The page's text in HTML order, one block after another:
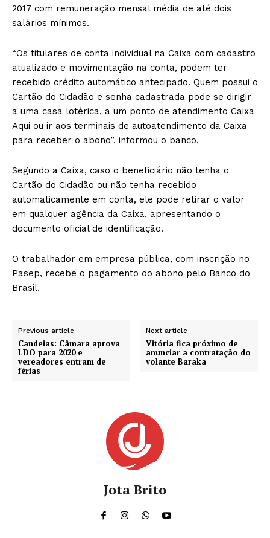
2017 com remuneração mensal média de até dois
salários mínimos.
“Os titulares de conta individual na Caixa com cadastro
atualizado e movimentação na conta, podem ter
recebido crédito automático antecipado. Quem possui o
Cartão do Cidadão e senha cadastrada pode se dirigir
a uma casa lotérica, a um ponto de atendimento Caixa
Aqui ou ir aos terminais de autoatendimento da Caixa
para receber o abono”, informou o banco.
Segundo a Caixa, caso o beneficiário não tenha o
Cartão do Cidadão ou não tenha recebido
automaticamente em conta, ele pode retirar o valor
em qualquer agência da Caixa, apresentando o
documento oficial de identificação.
O trabalhador em empresa pública, com inscrição no
Pasep, recebe o pagamento do abono pelo Banco do
Brasil.
Previous article
Candeias: Câmara aprova
LDO para 2020 e
vereadores entram de
férias
Next article
Vitória fica próximo de
anunciar a contratação do
volante Baraka
Jota Brito